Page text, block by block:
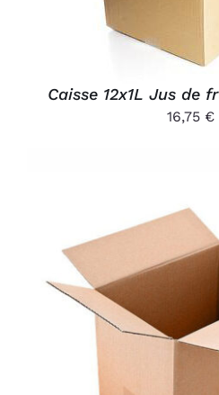
Caisse 12x1L Jus de
16,75 €
AJOUTER AU
DÉTAILS